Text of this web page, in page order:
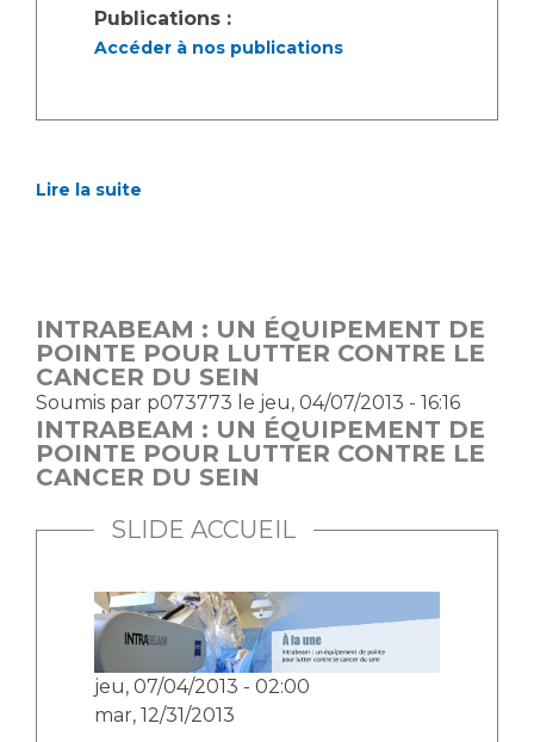
Publications :
Accéder à nos publications
Lire la suite
INTRABEAM : UN ÉQUIPEMENT DE
POINTE POUR LUTTER CONTRE LE
CANCER DU SEIN
Soumis par p073773 le jeu, 04/07/2013 - 16:16
INTRABEAM : UN ÉQUIPEMENT DE
POINTE POUR LUTTER CONTRE LE
CANCER DU SEIN
SLIDE ACCUEIL
jeu, 07/04/2013 - 02:00
mar, 12/31/2013